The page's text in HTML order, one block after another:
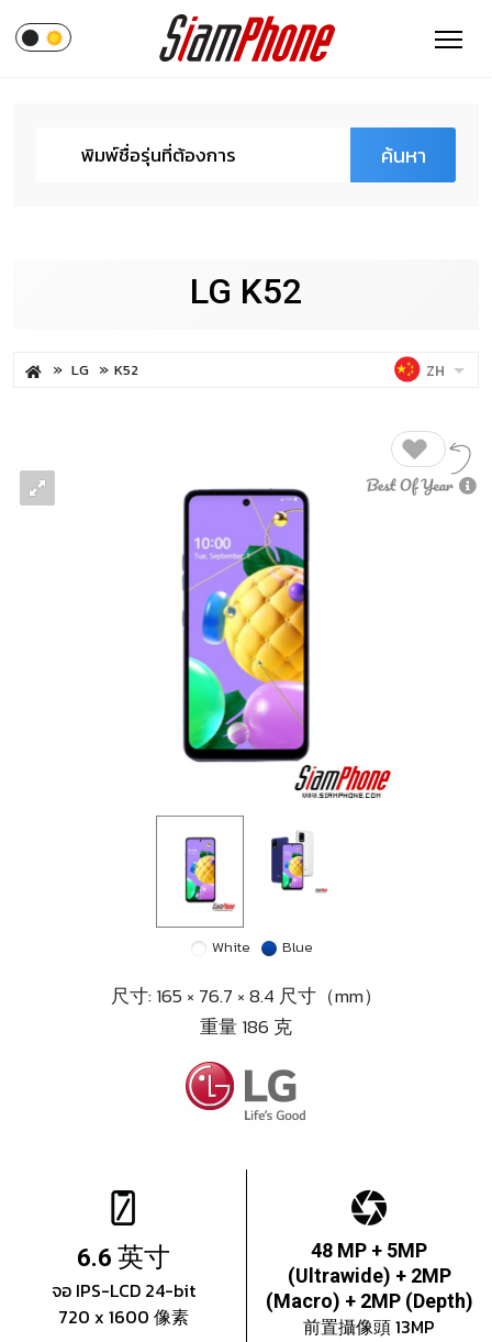
ค้นหา
LG K52
LG K52 ZH
White Blue
尺寸: 165 × 76.7 × 8.4 尺寸（mm）
重量 186 克
6.6 英寸
จอ IPS-LCD 24-bit
720 x 1600 像素
48 MP + 5MP
(Ultrawide) + 2MP
(Macro) + 2MP (Depth)
前置攝像頭 13MP